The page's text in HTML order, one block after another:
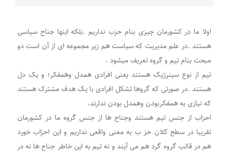
اولا ما در کشورمان چیزی بنام حزب نداریم .بلکه اینها جناح سیاسی
هستند .در علم مدیریت که سیاست هم زیر مجموعه ای از آن است دو
مبحث بنام تیم و گروه تعریف میشود .
تیم از نوع سینرژیک هستند یعنی افرادی همدل وهمفکر؛ و یک دل
هستند .در صورتی که گروها تشکل افرادی با یک هدف مشترک هستند
که نیازی به همفکربودن وهمدل بودن ندارند.
احزاب از جنس تیم هستند وجناح ها از جنس گروه ما در کشورمان
تقریبا در سطح کلان حز ب به معنی واقعی نداریم و این احزاب خورد
هم در قالب گروه گرد هم می آیند و نه تیم به این خاطر جناح ها نه در